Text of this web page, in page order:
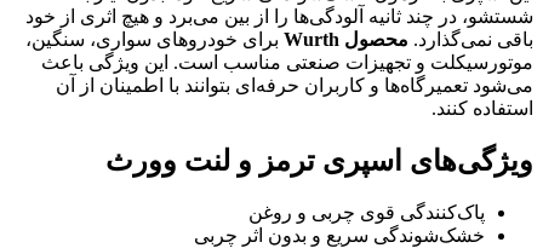
شستشو، در چند ثانیه آلودگی‌ها را از بین می‌برد و هیچ اثری از خود
باقی نمی‌گذارد. محصول Wurth
برای خودروهای سواری، سنگین،
موتورسیکلت و تجهیزات صنعتی مناسب است. این ویژگی باعث
می‌شود تعمیرگاه‌ها و کاربران حرفه‌ای بتوانند با اطمینان از آن
استفاده کنند.
ویژگی‌های اسپری ترمز و لنت وورث
پاک‌کنندگی قوی چربی و روغن
خشک‌شوندگی سریع و بدون اثر چربی